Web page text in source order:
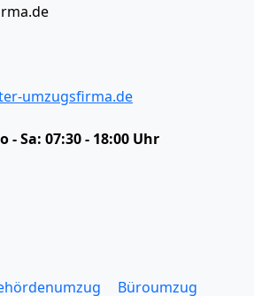
umzugsfirma.de
- Sa: 07:30 - 18:00 Uhr
Büroumzug